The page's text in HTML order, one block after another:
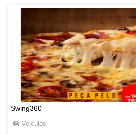
Swing360
Veiculos